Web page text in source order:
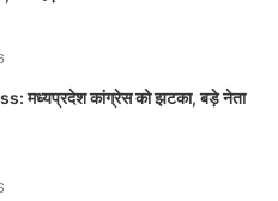
मध्यप्रदेश कांग्रेस को झटका, बड़े नेता